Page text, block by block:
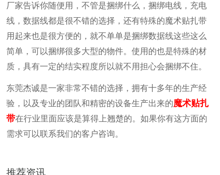
厂家告诉你随便用，不管是捆绑什么，捆绑电线，充电
线，数据线都是很不错的选择，还有特殊的魔术贴扎带
用起来也是很方便的，就不单单是捆绑数据线这些这么
简单，可以捆绑很多大型的物件。使用的也是特殊的材
质，具有一定的结实程度所以就不用担心会捆绑不住。
东莞杰诚是一家非常不错的选择，拥有十多年的生产经
验，以及专业的团队和精密的设备生产出来的魔术贴扎
带在行业里面应该是算得上翘楚的。如果你有这方面的
需求可以联系我们的客户咨询。
推荐资讯